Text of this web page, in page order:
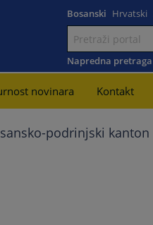
Bosanski Hrvatski
Napredna pretraga
novinara Kontakt
podrinjski kanton